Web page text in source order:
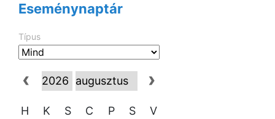
Eseménynaptár
Típus
H K S C P S V